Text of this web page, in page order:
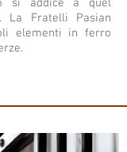
si addice a quel
La Fratelli Pasian
elementi in ferro